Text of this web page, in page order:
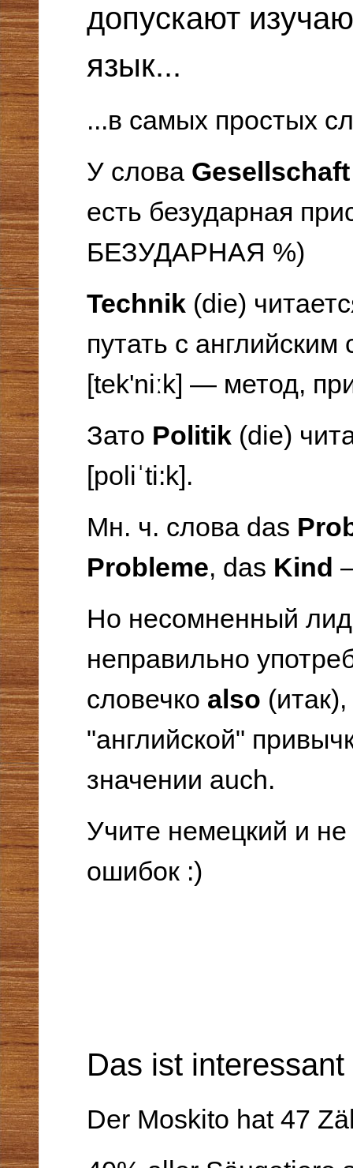
допускают
язык...
...в самых простых
У слова Gesellschaft
есть безударная
БЕЗУДАРНАЯ %)
Technik (die)
путать с
[tek'niːk] — метод,
Зато Politik (die)
[poliˈti:k].
Мн. ч. слова das
Probleme, das Kind
Но несомненный
неправильно
словечко also
"английской"
значении auch.
Учите немецкий и не
ошибок :)
Das ist interessant
Der Moskito hat 47